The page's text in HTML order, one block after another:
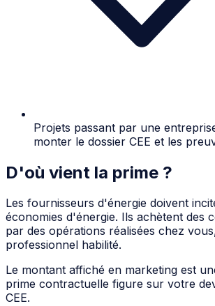
Projets passant par une
monter le dossier CEE et les
D'où vient la prime ?
Les fournisseurs d'énergie doivent
économies d'énergie. Ils achètent des
par des opérations réalisées chez
professionnel habilité.
Le montant affiché en marketing est
prime contractuelle figure sur votre
CEE.